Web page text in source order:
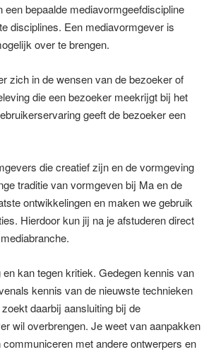
bepaalde mediavormgeefdiscipline
disciplines. Een mediavormgever is
over te brengen.
zich in de wensen van de bezoeker of
die een bezoeker meekrijgt bij het
geeft de bezoeker een
die creatief zijn en de vormgeving
traditie van vormgeven bij Ma en de
ontwikkelingen en maken we gebruik
Hierdoor kun jij na je afstuderen direct
kan tegen kritiek. Gedegen kennis van
kennis van de nieuwste technieken
daarbij aansluiting bij de
wil overbrengen. Je weet van aanpakken
communiceren met andere ontwerpers en